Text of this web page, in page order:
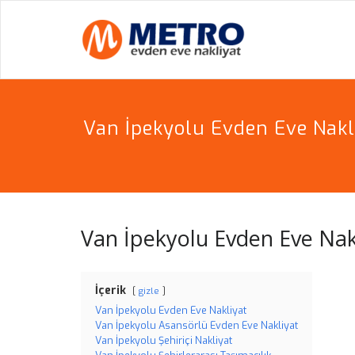
Van İpekyolu Evden Eve
Van İpekyolu Evden Eve
İçerik gizle
Van İpekyolu Evden Eve Nakliyat
Van İpekyolu Asansörlü Evden Eve Nakliyat
Van İpekyolu Şehiriçi Nakliyat